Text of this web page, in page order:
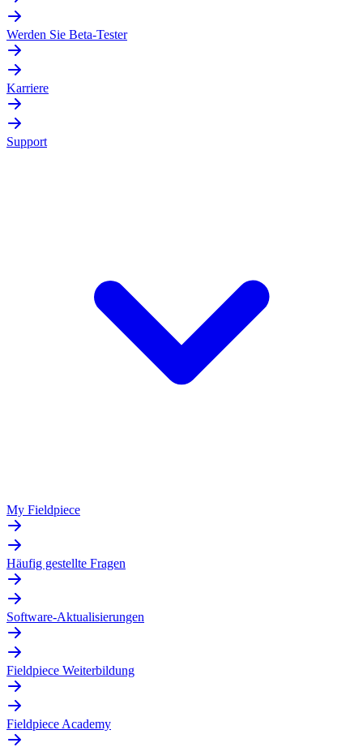
Werden Sie Beta-Tester
Karriere
Support
My Fieldpiece
Häufig gestellte Fragen
Software-Aktualisierungen
Fieldpiece Weiterbildung
Fieldpiece Academy